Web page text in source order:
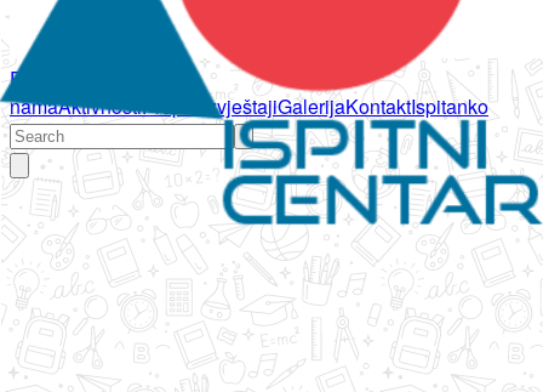
Početna
namaAktivnostiPropisi IzvještajiGalerijaKontaktIspitanko